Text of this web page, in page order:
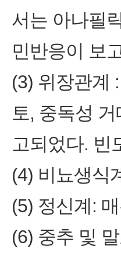
서는 아나필
민반응이 보
(3) 위장관계
토, 중독성
고되었다. 빈
(4) 비뇨생식
(5) 정신계:
(6) 중추 및